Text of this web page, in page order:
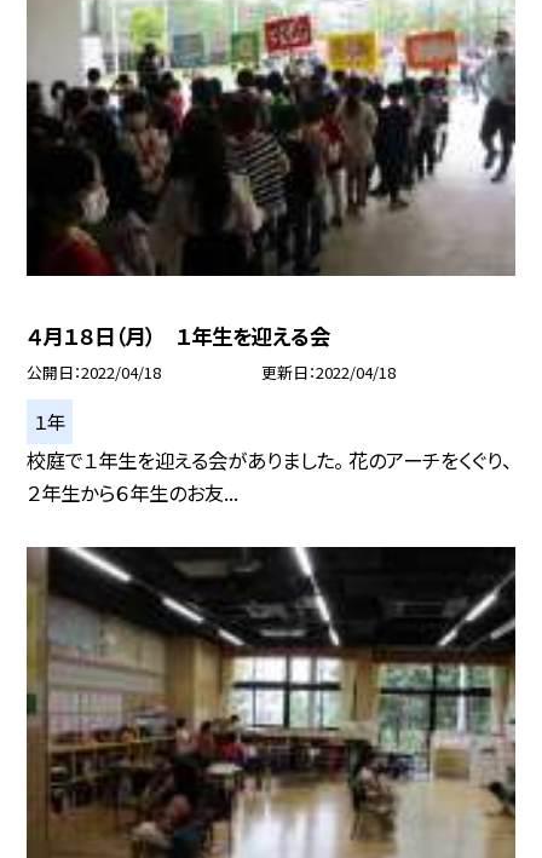
４月１８日（月） １年生を迎える会
公開日 2022/04/18 更新日 2022/04/18
１年
校庭で１年生を迎える会がありました。 花のアーチをくぐり、
２年生から６年生のお友...